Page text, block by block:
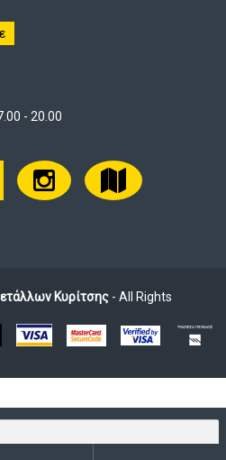
- 20.00
Κυρίτσης - All Rights